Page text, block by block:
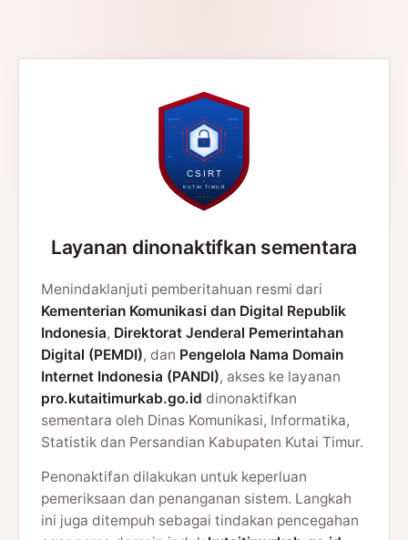
Layanan dinonaktifkan sementara
Menindaklanjuti pemberitahuan resmi dari
Kementerian Komunikasi dan Digital Republik
Indonesia, Direktorat Jenderal Pemerintahan
Digital (PEMDI), dan Pengelola Nama Domain
Internet Indonesia (PANDI), akses ke layanan
pro.kutaitimurkab.go.id dinonaktifkan
sementara oleh Dinas Komunikasi, Informatika,
Statistik dan Persandian Kabupaten Kutai Timur.
Penonaktifan dilakukan untuk keperluan
pemeriksaan dan penanganan sistem. Langkah
ini juga ditempuh sebagai tindakan pencegahan